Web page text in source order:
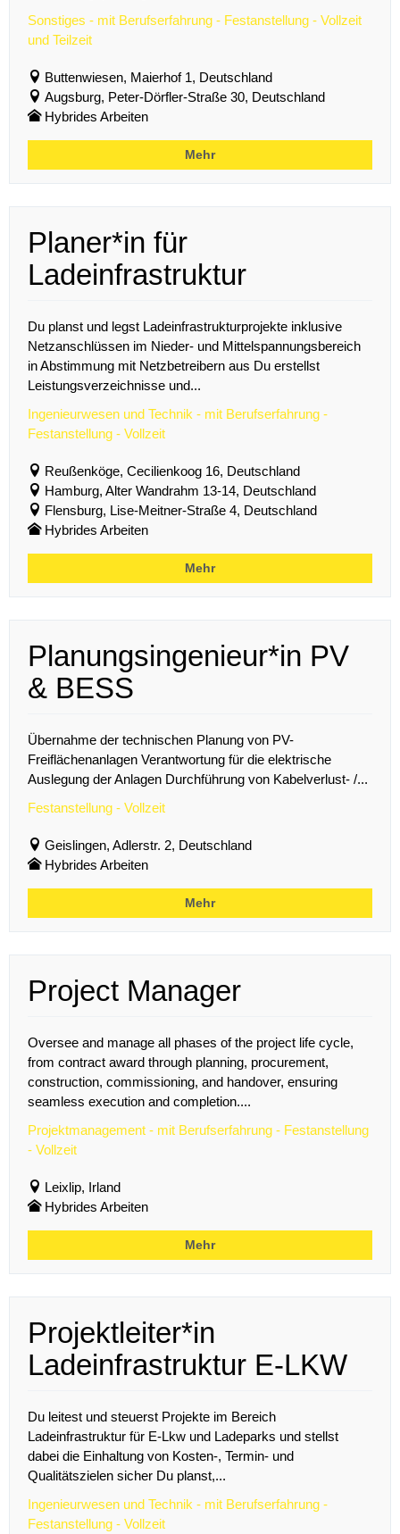
Sonstiges - mit Berufserfahrung - Festanstellung - Vollzeit
und Teilzeit
Buttenwiesen, Maierhof 1, Deutschland
Augsburg, Peter-Dörfler-Straße 30, Deutschland
Hybrides Arbeiten
Mehr
Planer*in für
Ladeinfrastruktur
Du planst und legst Ladeinfrastrukturprojekte inklusive
Netzanschlüssen im Nieder- und Mittelspannungsbereich
in Abstimmung mit Netzbetreibern aus Du erstellst
Leistungsverzeichnisse und...
Ingenieurwesen und Technik - mit Berufserfahrung -
Festanstellung - Vollzeit
Reußenköge, Cecilienkoog 16, Deutschland
Hamburg, Alter Wandrahm 13-14, Deutschland
Flensburg, Lise-Meitner-Straße 4, Deutschland
Hybrides Arbeiten
Mehr
Planungsingenieur*in PV
& BESS
Übernahme der technischen Planung von PV-
Freiflächenanlagen Verantwortung für die elektrische
Auslegung der Anlagen Durchführung von Kabelverlust- /...
Festanstellung - Vollzeit
Geislingen, Adlerstr. 2, Deutschland
Hybrides Arbeiten
Mehr
Project Manager
Oversee and manage all phases of the project life cycle,
from contract award through planning, procurement,
construction, commissioning, and handover, ensuring
seamless execution and completion....
Projektmanagement - mit Berufserfahrung - Festanstellung
- Vollzeit
Leixlip, Irland
Hybrides Arbeiten
Mehr
Projektleiter*in
Ladeinfrastruktur E-LKW
Du leitest und steuerst Projekte im Bereich
Ladeinfrastruktur für E-Lkw und Ladeparks und stellst
dabei die Einhaltung von Kosten-, Termin- und
Qualitätszielen sicher Du planst,...
Ingenieurwesen und Technik - mit Berufserfahrung -
Festanstellung - Vollzeit